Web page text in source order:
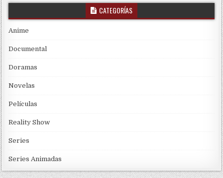
CATEGORÍAS
Anime
Documental
Doramas
Novelas
Películas
Reality Show
Series
Series Animadas